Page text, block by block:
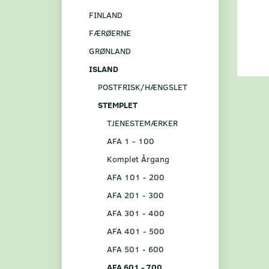
FINLAND
FÆRØERNE
GRØNLAND
ISLAND
POSTFRISK/HÆNGSLET
STEMPLET
TJENESTEMÆRKER
AFA 1 - 100
Komplet Årgang
AFA 101 - 200
AFA 201 - 300
AFA 301 - 400
AFA 401 - 500
AFA 501 - 600